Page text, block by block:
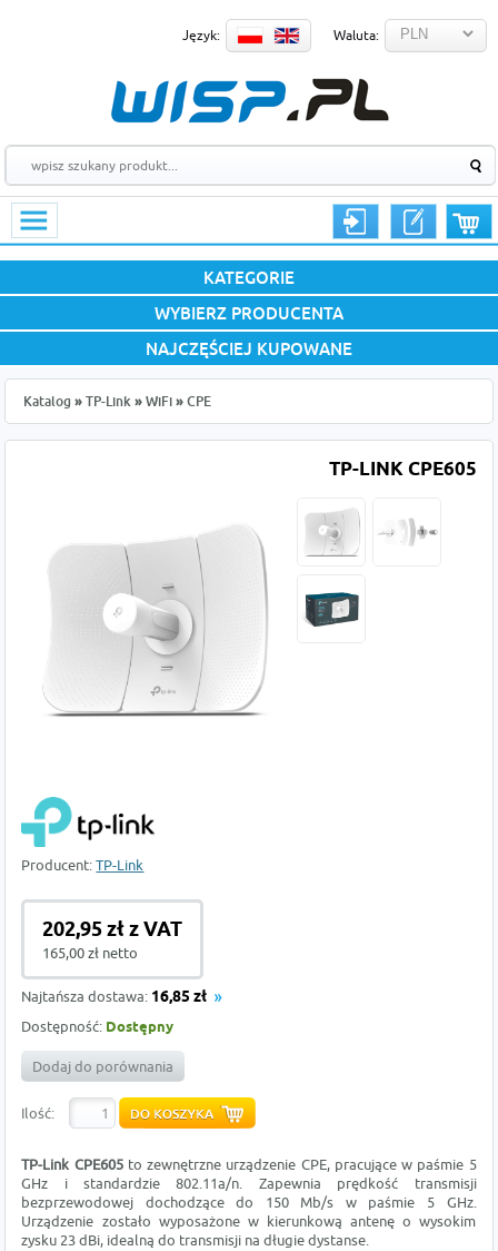
Język: Waluta:
KATEGORIE
WYBIERZ PRODUCENTA
NAJCZĘŚCIEJ KUPOWANE
Katalog » TP-Link » WiFi » CPE
TP-LINK CPE605
Producent:TP-Link
202,95 zł z VAT
165,00 zł netto
Najtańsza dostawa: 16,85 zł
Dostępność: Dostępny
Dodaj do porównania
Ilość:
TP-Link CPE605to zewnętrzne urządzenie CPE, pracujące w paśmie 5
GHz i standardzie 802.11a/n. Zapewnia prędkość transmisji
bezprzewodowej dochodzące do 150 Mb/s w paśmie 5 GHz.
Urządzenie zostało wyposażone w kierunkową antenę o wysokim
zysku 23 dBi, idealną do transmisji na długie dystanse.